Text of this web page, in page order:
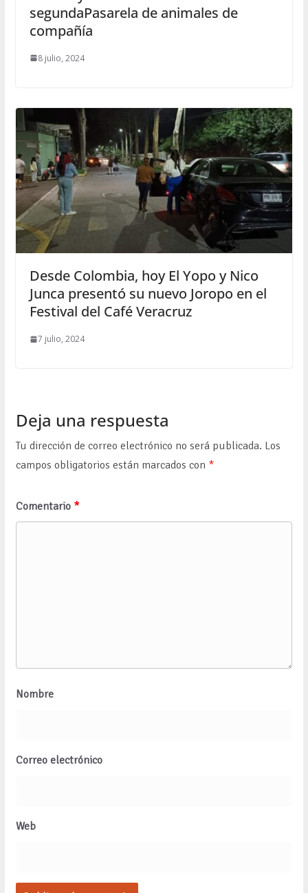
segundaPasarela de animales de
compañía
8 julio, 2024
Desde Colombia, hoy El Yopo y Nico
Junca presentó su nuevo Joropo en el
Festival del Café Veracruz
7 julio, 2024
Deja una respuesta
Tu dirección de correo electrónico no será publicada. Los
campos obligatorios están marcados con *
Comentario *
Nombre
Correo electrónico
Web